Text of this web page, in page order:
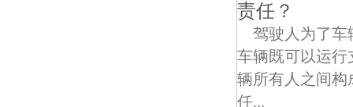
责任？
驾驶人为了车
车辆既可以运行
辆所有人之间构
任...